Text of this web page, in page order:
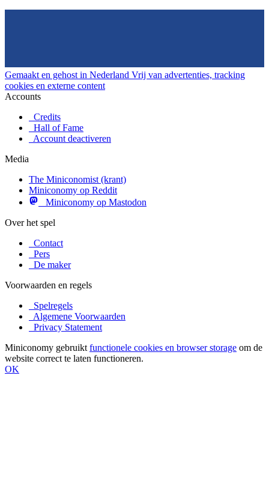
Gemaakt en gehost in Nederland Vrij van advertenties, tracking
cookies en externe content
Accounts
Credits
Hall of Fame
Account deactiveren
Media
The Miniconomist (krant)
Miniconomy op Reddit
Miniconomy op Mastodon
Over het spel
Contact
Pers
De maker
Voorwaarden en regels
Spelregels
Algemene Voorwaarden
Privacy Statement
Miniconomy gebruikt functionele cookies en browser storage om de
website correct te laten functioneren.
OK